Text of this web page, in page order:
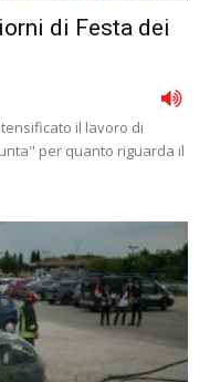
di Festa dei
il lavoro di
per quanto riguarda il